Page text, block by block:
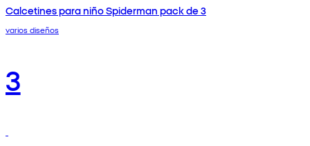
Calcetines para niño Spiderman pack de 3
varios diseños
3